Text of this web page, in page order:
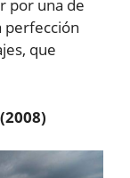
por una de
perfección
que